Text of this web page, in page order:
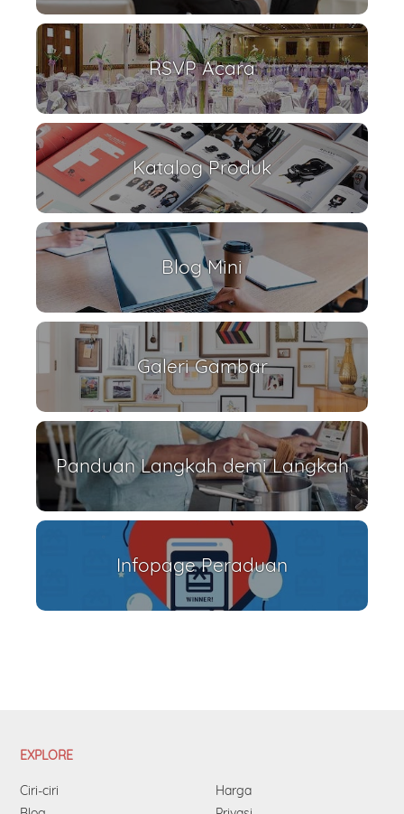
RSVP Acara
Katalog Produk
Blog Mini
Galeri Gambar
Panduan Langkah demi Langkah
Infopage Peraduan
EXPLORE
Ciri-ciri
Harga